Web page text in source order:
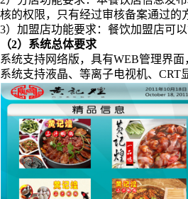
核的权限，只有经过审核备案通过的
3）加盟店功能要求：餐饮加盟店可
（2）系统总体要求
系统支持网络版，具有WEB管理界
系统支持液晶、等离子电视机、